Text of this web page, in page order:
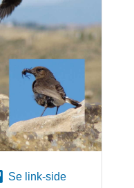
Se link-side